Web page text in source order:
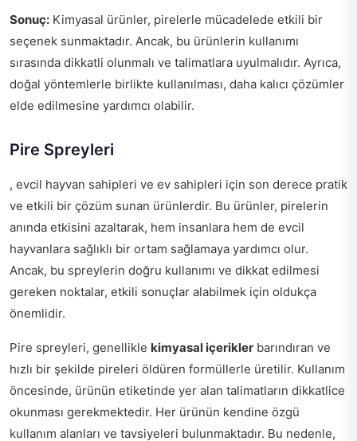
Sonuç: Kimyasal ürünler, pirelerle mücadelede etkili bir
seçenek sunmaktadır. Ancak, bu ürünlerin kullanımı
sırasında dikkatli olunmalı ve talimatlara uyulmalıdır. Ayrıca,
doğal yöntemlerle birlikte kullanılması, daha kalıcı çözümler
elde edilmesine yardımcı olabilir.
Pire Spreyleri
, evcil hayvan sahipleri ve ev sahipleri için son derece pratik
ve etkili bir çözüm sunan ürünlerdir. Bu ürünler, pirelerin
anında etkisini azaltarak, hem insanlara hem de evcil
hayvanlara sağlıklı bir ortam sağlamaya yardımcı olur.
Ancak, bu spreylerin doğru kullanımı ve dikkat edilmesi
gereken noktalar, etkili sonuçlar alabilmek için oldukça
önemlidir.
Pire spreyleri, genellikle kimyasal içerikler barındıran ve
hızlı bir şekilde pireleri öldüren formüllerle üretilir. Kullanım
öncesinde, ürünün etiketinde yer alan talimatların dikkatlice
okunması gerekmektedir. Her ürünün kendine özgü
kullanım alanları ve tavsiyeleri bulunmaktadır. Bu nedenle,